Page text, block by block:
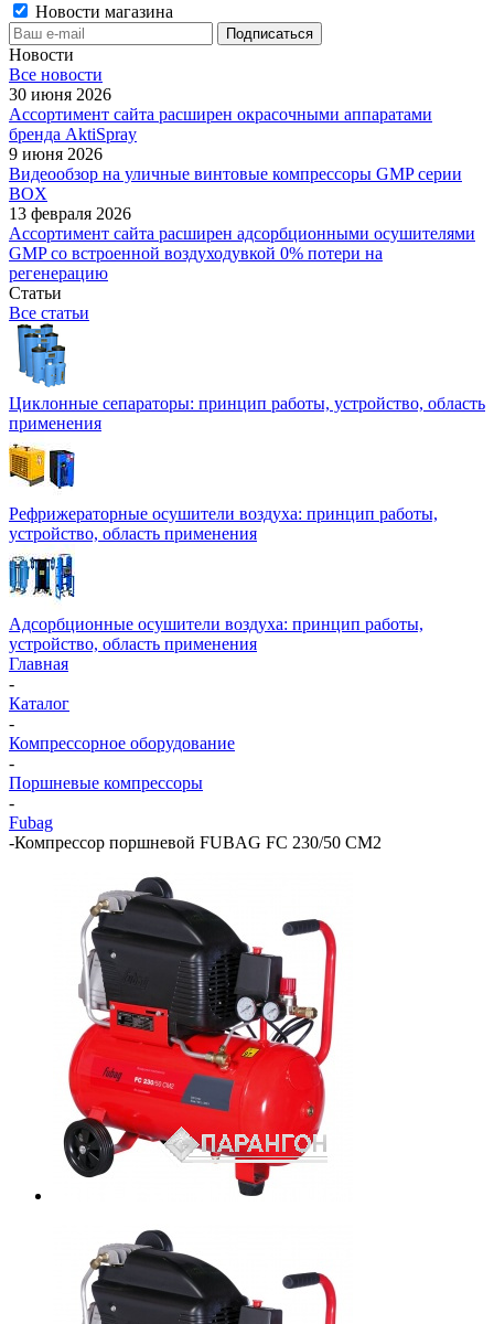
Новости магазина
Новости
Все новости
30 июня 2026
Ассортимент сайта расширен окрасочными аппаратами
бренда AktiSpray
9 июня 2026
Видеообзор на уличные винтовые компрессоры GMP серии
BOX
13 февраля 2026
Ассортимент сайта расширен адсорбционными осушителями
GMP со встроенной воздуходувкой 0% потери на
регенерацию
Статьи
Все статьи
Циклонные сепараторы: принцип работы, устройство, область
применения
Рефрижераторные осушители воздуха: принцип работы,
устройство, область применения
Адсорбционные осушители воздуха: принцип работы,
устройство, область применения
Главная
-
Каталог
-
Компрессорное оборудование
-
Поршневые компрессоры
-
Fubag
-Компрессор поршневой FUBAG FС 230/50 CM2